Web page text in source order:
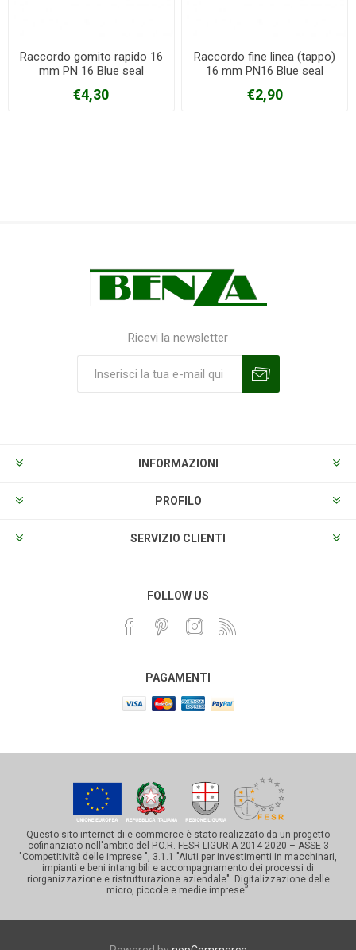
Raccordo gomito rapido 16
mm PN 16 Blue seal
€4,30
Raccordo fine linea (tappo)
16 mm PN16 Blue seal
€2,90
Ricevi la newsletter
INFORMAZIONI
PROFILO
SERVIZIO CLIENTI
FOLLOW US
PAGAMENTI
Questo sito internet di e-commerce è stato realizzato da un progetto
cofinanziato nell'ambito del P.O.R. FESR LIGURIA 2014-2020 – ASSE 3
"Competitività delle imprese ", 3.1.1 "Aiuti per investimenti in macchinari,
impianti e beni intangibili e accompagnamento dei processi di
riorganizzazione e ristrutturazione aziendale". Digitalizzazione delle
micro, piccole e medie imprese”.